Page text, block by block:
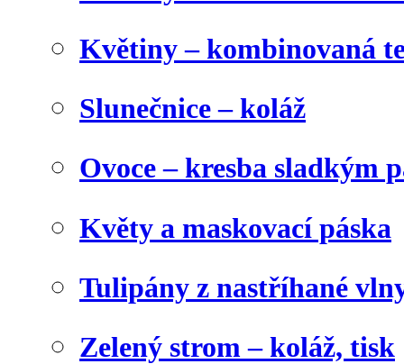
Květiny – kombinovaná
Slunečnice – koláž
Ovoce – kresba sladkým
Květy a maskovací páska
Tulipány z nastříhané
Zelený strom – koláž, tisk